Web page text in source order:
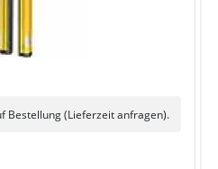
Bestellung (Lieferzeit anfragen).